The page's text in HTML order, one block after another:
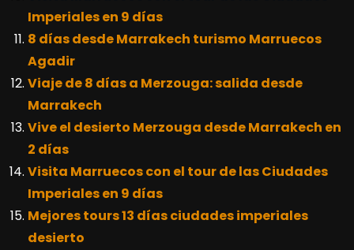
Imperiales en 9 días
8 días desde Marrakech turismo Marruecos
Agadir
Viaje de 8 días a Merzouga: salida desde
Marrakech
Vive el desierto Merzouga desde Marrakech en
2 días
Visita Marruecos con el tour de las Ciudades
Imperiales en 9 días
Mejores tours 13 días ciudades imperiales
desierto